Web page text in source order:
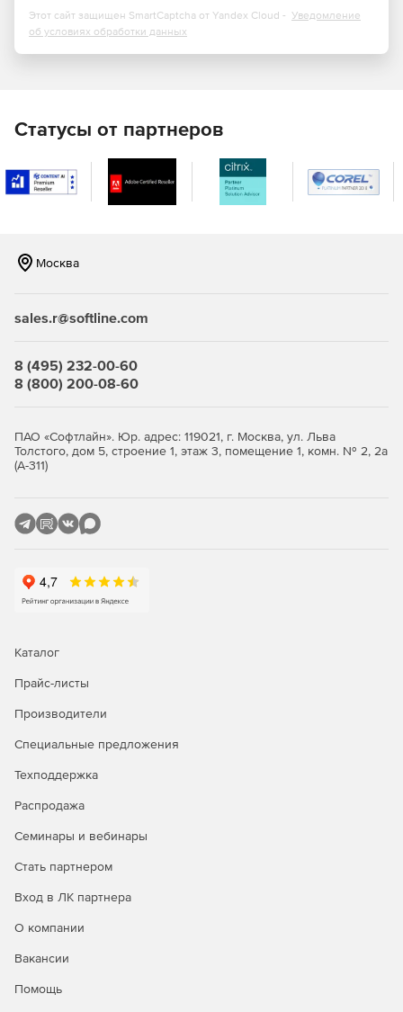
File Integrity Manager – стандарт де-факто для
ожидаемой защищенной конфигурации в режиме
реального времени.
Remediation Manager – компонент Tripwire Enterprise,
который позволяет отделу IT-безопасности
отклонений или изменений. Помимо этого Remediation
конфигурирование систем в соответствии со всеми
высокой вероятностью совершения ошибок.
Этот сайт защищен SmartCaptcha от Yandex Cloud - Уведомление
об условиях обработки данных
Статусы от партнеров
Москва
sales.r@softline.com
8 (495) 232-00-60
8 (800) 200-08-60
ПАО «Софтлайн». Юр. адрес: 119021, г. Москва, ул. Льва
Толстого, дом 5, строение 1, этаж 3, помещение 1, комн. № 2, 2а
(А-311)
Каталог
Прайс-листы
Производители
Специальные предложения
Техподдержка
Распродажа
Семинары и вебинары
Стать партнером
Вход в ЛК партнера
О компании
Вакансии
Помощь